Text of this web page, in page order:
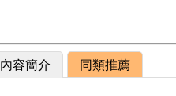
內容簡介 同類推薦